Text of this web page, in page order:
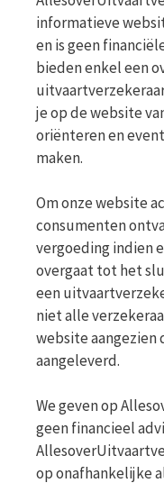
informatieve
en is geen
bieden enkel een
je op de website
oriënteren en
maken.
Om onze website
consumenten
vergoeding indien
overgaat tot het
een
niet alle
website aangezien
aangeleverd.
We geven op
geen financieel
op onafhankelijke